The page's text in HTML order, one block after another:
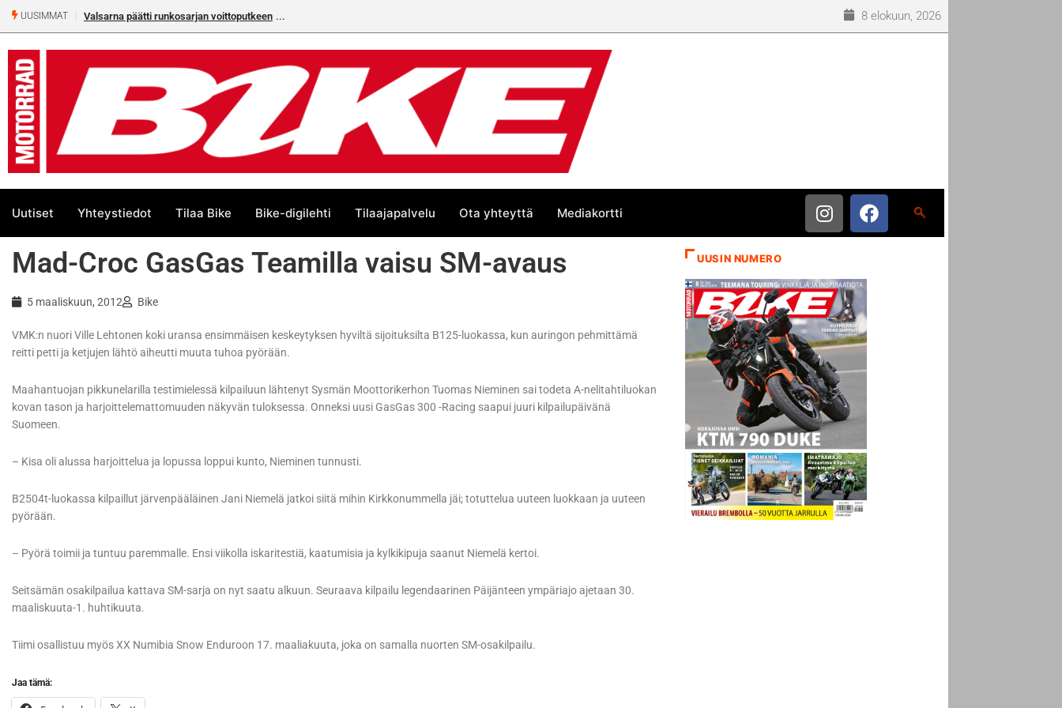
UUSIMMAT Valsarna päätti runkosarjan voittoputkeen 8 elokuun, 2026
Uutiset Yhteystiedot Tilaa Bike Bike-digilehti Tilaajapalvelu Ota yhteyttä Mediakortti
Mad-Croc GasGas Teamilla vaisu SM-avaus
5 maaliskuun, 2012 Bike
VMK:n nuori Ville Lehtonen koki uransa ensimmäisen keskeytyksen hyviltä sijoituksilta B125-luokassa, kun auringon pehmittämä
reitti petti ja ketjujen lähtö aiheutti muuta tuhoa pyörään.
Maahantuojan pikkunelarilla testimielessä kilpailuun lähtenyt Sysmän Moottorikerhon Tuomas Nieminen sai todeta A-nelitahtiluokan
kovan tason ja harjoittelemattomuuden näkyvän tuloksessa. Onneksi uusi GasGas 300 -Racing saapui juuri kilpailupäivänä
Suomeen.
– Kisa oli alussa harjoittelua ja lopussa loppui kunto, Nieminen tunnusti.
B2504t-luokassa kilpaillut järvenpääläinen Jani Niemelä jatkoi siitä mihin Kirkkonummella jäi; totuttelua uuteen luokkaan ja uuteen
pyörään.
– Pyörä toimii ja tuntuu paremmalle. Ensi viikolla iskaritestiä, kaatumisia ja kylkikipuja saanut Niemelä kertoi.
Seitsämän osakilpailua kattava SM-sarja on nyt saatu alkuun. Seuraava kilpailu legendaarinen Päijänteen ympäriajo ajetaan 30.
maaliskuuta-1. huhtikuuta.
Tiimi osallistuu myös XX Numibia Snow Enduroon 17. maaliakuuta, joka on samalla nuorten SM-osakilpailu.
Jaa tämä:
UUSIN NUMERO